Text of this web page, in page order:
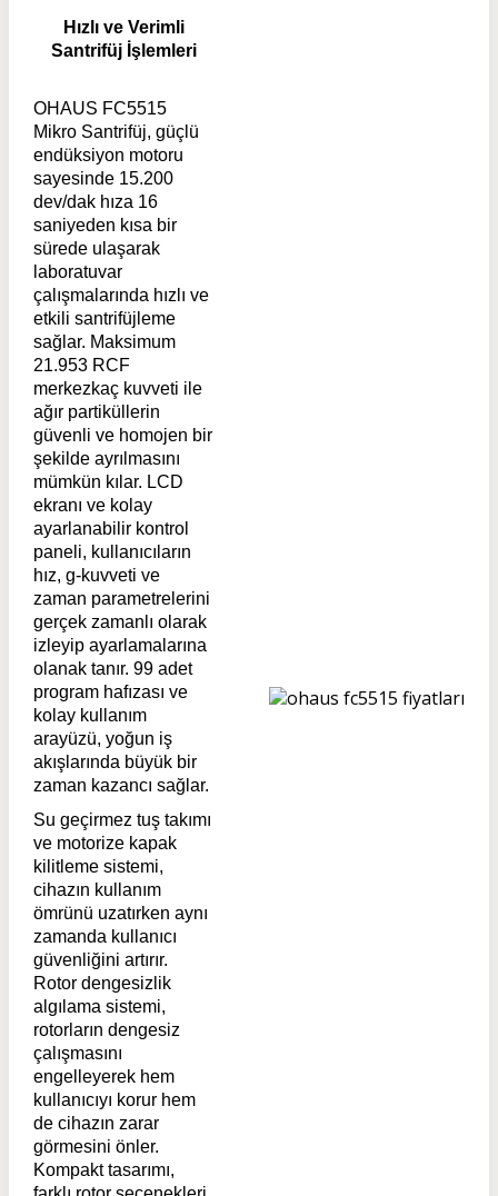
Hızlı ve Verimli
Santrifüj İşlemleri
OHAUS FC5515
Mikro Santrifüj, güçlü
endüksiyon motoru
sayesinde 15.200
dev/dak hıza 16
saniyeden kısa bir
sürede ulaşarak
laboratuvar
çalışmalarında hızlı ve
etkili santrifüjleme
sağlar. Maksimum
21.953 RCF
merkezkaç kuvveti ile
ağır partiküllerin
güvenli ve homojen bir
şekilde ayrılmasını
mümkün kılar. LCD
ekranı ve kolay
ayarlanabilir kontrol
paneli, kullanıcıların
hız, g-kuvveti ve
zaman parametrelerini
gerçek zamanlı olarak
izleyip ayarlamalarına
olanak tanır. 99 adet
program hafızası ve
kolay kullanım
arayüzü, yoğun iş
akışlarında büyük bir
zaman kazancı sağlar.
Su geçirmez tuş takımı
ve motorize kapak
kilitleme sistemi,
cihazın kullanım
ömrünü uzatırken aynı
zamanda kullanıcı
güvenliğini artırır.
Rotor dengesizlik
algılama sistemi,
rotorların dengesiz
çalışmasını
engelleyerek hem
kullanıcıyı korur hem
de cihazın zarar
görmesini önler.
Kompakt tasarımı,